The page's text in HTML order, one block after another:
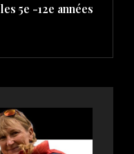
les 5e -12e années